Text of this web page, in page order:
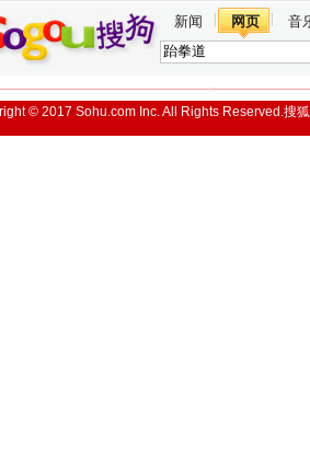
新闻 网页 音
© 2017 Sohu.com Inc. All Rights Reserved.搜